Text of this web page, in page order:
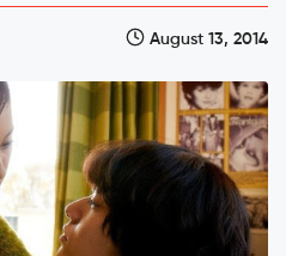
August 13, 2014